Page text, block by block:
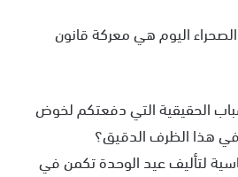
اليوم هي معركة قانون
الأسباب الحقيقية التي دفعتكم لخوض
في هذا الظرف الدقيق؟
لتأليف عيد الوحدة تكمن في